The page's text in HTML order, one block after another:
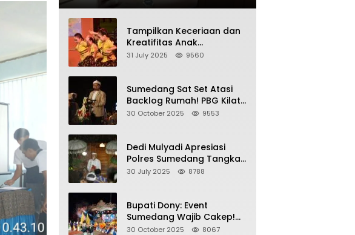
Tampilkan Keceriaan dan
Kreatifitas Anak
Sumedang, Gebyar HAN
31 July 2025 9560
Sumedang Sat Set Atasi
Backlog Rumah! PBG Kilat
+ KUR Perumahan Jadi
30 October 2025 9553
Dedi Mulyadi Apresiasi
Polres Sumedang Tangkap
Wartawan Gadungan
30 July 2025 8788
Bupati Dony: Event
Sumedang Wajib Cakep!
Sosialisasi Wajib Nempel
30 October 2025 8067